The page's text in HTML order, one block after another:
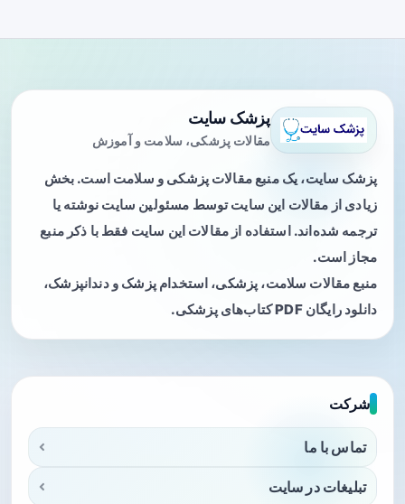
پزشک سایت
مقالات پزشکی، سلامت و آموزش
پزشک سایت، یک منبع مقالات پزشکی و سلامت است. بخش
زیادی از مقالات این سایت توسط مسئولین سایت نوشته یا
ترجمه شده‌اند. استفاده از مقالات این سایت فقط با ذکر منبع
مجاز است.
منبع مقالات سلامت، پزشکی، استخدام پزشک و دندانپزشک،
دانلود رایگان PDF کتاب‌های پزشکی.
شرکت
تماس با ما
تبلیغات در سایت